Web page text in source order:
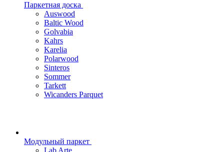
Паркетная доска
Auswood
Baltic Wood
Golvabia
Kahrs
Karelia
Polarwood
Sinteros
Sommer
Tarkett
Wicanders Parquet
Модульный паркет
Lab Arte